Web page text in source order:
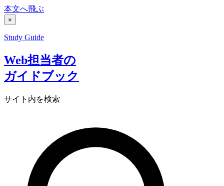
本文へ飛ぶ
×
Study Guide
Web担当者の
ガイドブック
サイト内を検索